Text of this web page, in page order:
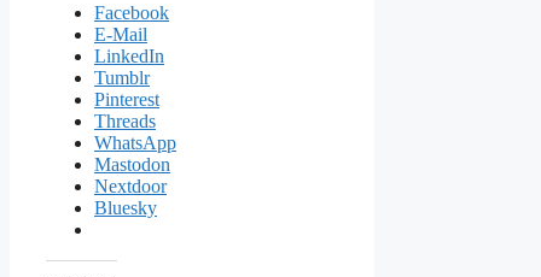
Facebook
E-Mail
LinkedIn
Tumblr
Pinterest
Threads
WhatsApp
Mastodon
Nextdoor
Bluesky